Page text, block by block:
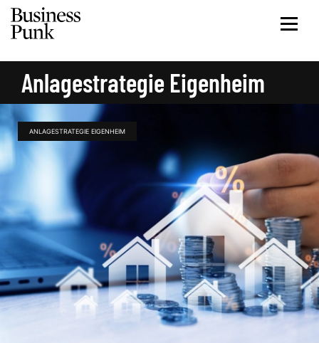
Anlagestrategie Eigenheim
ANLAGESTRATEGIE EIGENHEIM